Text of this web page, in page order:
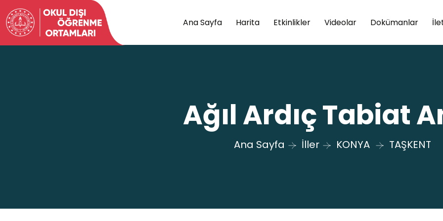
Ana Sayfa Harita Etkinlikler Videolar Dokümanlar
Ağıl Ardıç Tabiat
Ana Sayfa İller KONYA TAŞKENT